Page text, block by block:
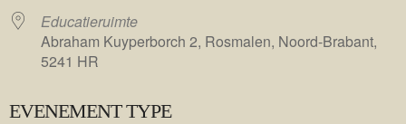
Educatieruimte
Abraham Kuyperborch 2, Rosmalen, Noord-Brabant,
5241 HR
EVENEMENT TYPE